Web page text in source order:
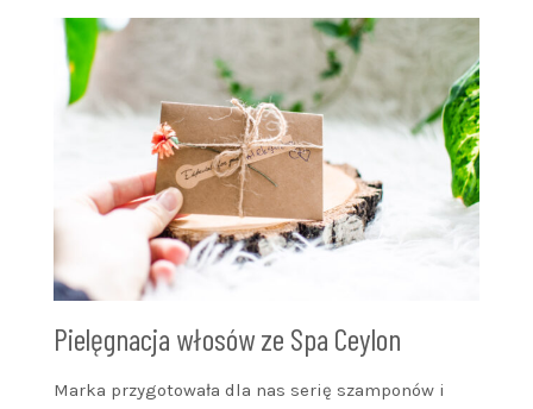
Pielęgnacja włosów ze Spa Ceylon
Marka przygotowała dla nas serię szamponów i